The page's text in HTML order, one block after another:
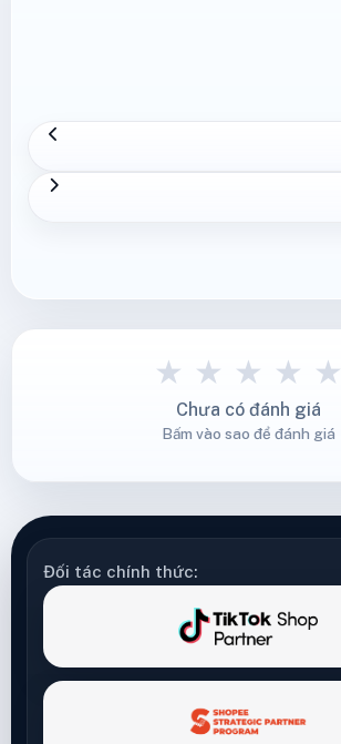
★ ★ ★ ★ ★
Chưa có đánh giá
Bấm vào sao để đánh giá
Đối tác chính thức: